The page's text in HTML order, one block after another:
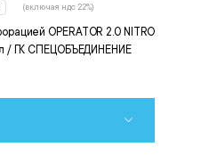
OPERATOR 2.0 NITRO
/ ГК СПЕЦОБЪЕДИНЕНИЕ
(включая ндс 22%)